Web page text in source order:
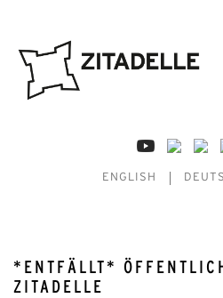
ENGLISH
*ENTFÄLLT*
ZITADELLE